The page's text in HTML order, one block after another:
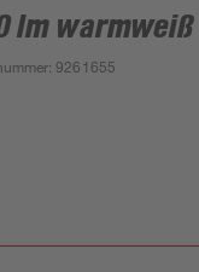
lm warmweiß
:9261655